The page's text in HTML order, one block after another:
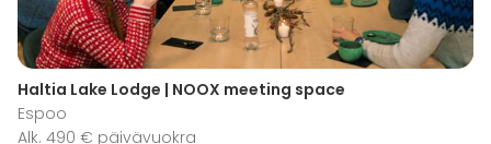
Haltia Lake Lodge | NOOX meeting space
Espoo
Alk. 490 € päivävuokra